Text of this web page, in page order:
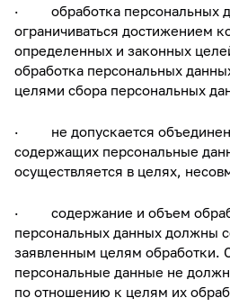
· обработка персональных
ограничиваться достижением
определенных и законных
обработка персональных
целями сбора персональных
· не допускается
содержащих персональные
осуществляется в целях,
· содержание и объем
персональных данных должны
заявленным целям обработки.
персональные данные не
по отношению к целям их